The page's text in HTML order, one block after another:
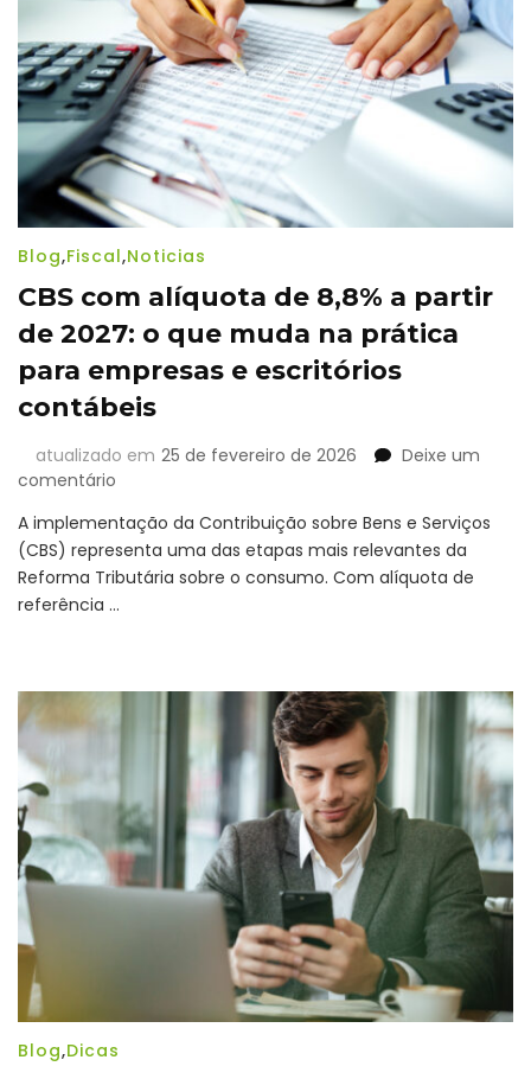
a
eficiência
da
operação
Blog,Fiscal,Noticias
CBS com alíquota de 8,8% a partir
de 2027: o que muda na prática
para empresas e escritórios
contábeis
atualizado em 25 de fevereiro de 2026
Deixe um
comentário
com
alíquota
de
8,8%
na
prática
para
empresas
e
A implementação da Contribuição sobre Bens e Serviços
(CBS) representa uma das etapas mais relevantes da
Reforma Tributária sobre o consumo. Com alíquota de
referência …
Blog,Dicas